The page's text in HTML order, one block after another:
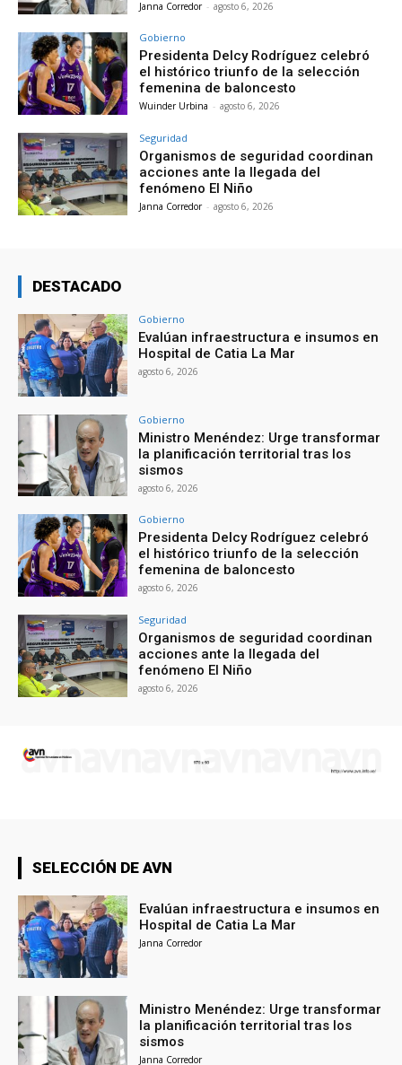
Janna Corredor - agosto 6, 2026
Gobierno
Presidenta Delcy Rodríguez celebró
el histórico triunfo de la selección
femenina de baloncesto
Wuinder Urbina - agosto 6, 2026
Seguridad
Organismos de seguridad coordinan
acciones ante la llegada del
fenómeno El Niño
Janna Corredor - agosto 6, 2026
DESTACADO
Gobierno
Evalúan infraestructura e insumos en
Hospital de Catia La Mar
agosto 6, 2026
Gobierno
Ministro Menéndez: Urge transformar
la planificación territorial tras los
sismos
agosto 6, 2026
Gobierno
Presidenta Delcy Rodríguez celebró
el histórico triunfo de la selección
femenina de baloncesto
agosto 6, 2026
Seguridad
Organismos de seguridad coordinan
acciones ante la llegada del
fenómeno El Niño
agosto 6, 2026
SELECCIÓN DE AVN
Evalúan infraestructura e insumos en
Hospital de Catia La Mar
Janna Corredor
Ministro Menéndez: Urge transformar
la planificación territorial tras los
sismos
Janna Corredor